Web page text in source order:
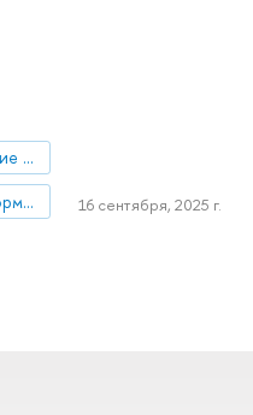
Стратегические технологические проекты
Факультет географии и геоинформационных технологий
16 сентября, 2025 г.